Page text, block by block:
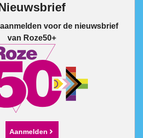
voor de nieuwsbrief
van Roze50+
Aanmelden